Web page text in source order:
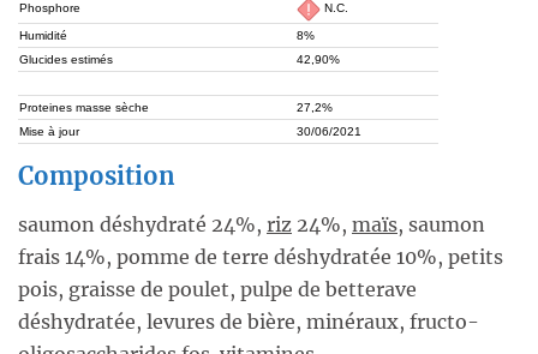
Phosphore N.C.
Humidité
8%
Glucides estimés
42,90%
Proteines masse sèche
27,2%
Mise à jour
30/06/2021
Composition
saumon déshydraté 24%, riz 24%, maïs, saumon
frais 14%, pomme de terre déshydratée 10%, petits
pois, graisse de poulet, pulpe de betterave
déshydratée, levures de bière, minéraux, fructo-